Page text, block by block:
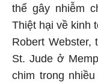
thể gây nhiễm
Thiệt hại về kinh
Robert Webster,
St. Jude ở
chim trong